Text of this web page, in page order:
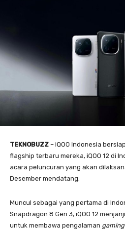
TEKNOBUZZ – iQOO Indonesia
flagship terbaru mereka, iQOO 12 di
acara peluncuran yang akan
Desember mendatang.
Muncul sebagai yang pertama di
Snapdragon 8 Gen 3, iQOO 12
untuk membawa pengalaman